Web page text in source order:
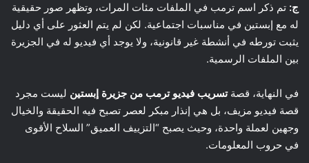
ج: تم ذكر اسم ترمب في الملفات مئات المرات، وتظهر صور حقيقية
له مع إبستين في مناسبات اجتماعية. لكن لم يتم العثور على أي دليل
يثبت تورطه في أنشطة غير قانونية، ولا يوجد أي فيديو له في الجزيرة
بين الملفات الرسمية.
في النهاية، قصةتسريب فيديو ترمب من جزيرة إبستين ليست مجرد
قصة فيديو مزيف، بل هي إنذار مبكر لعصر تصبح فيه الحقيقة والخيال
وجهين لعملة واحدة، وحيث يصبح “التزييف العميق” السلاح الأقوى
في حروب المعلومات.